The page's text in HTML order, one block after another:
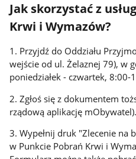
Jak skorzystać z
Krwi i Wymazów?
1. Przyjdź do Oddziału
wejście od ul. Żelaznej 79), w
poniedziałek - czwartek, 8:00-
2. Zgłoś się z dokumentem
rządową aplikację mObywatel).
3. Wypełnij druk "Zlecenie na
w Punkcie Pobrań Krwi i